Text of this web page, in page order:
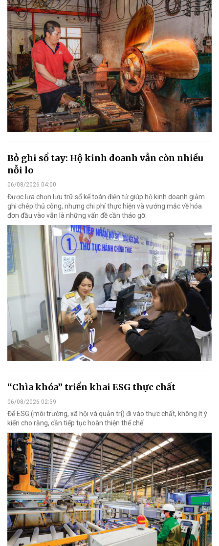
Bỏ ghi sổ tay: Hộ kinh doanh vẫn còn nhiều
nỗi lo
06/08/2026 04:00
Được lựa chọn lưu trữ sổ kế toán điện tử giúp hộ kinh doanh giảm
ghi chép thủ công, nhưng chi phí thực hiện và vướng mắc về hóa
đơn đầu vào vẫn là những vấn đề cần tháo gỡ.
“Chìa khóa” triển khai ESG thực chất
06/08/2026 02:59
Để ESG (môi trường, xã hội và quản trị) đi vào thực chất, không ít ý
kiến cho rằng, cần tiếp tục hoàn thiện thể chế.